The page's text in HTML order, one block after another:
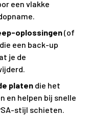
een vlakke
oplossingen(of
een back-up
je de
platen die het
en helpen bij snelle
stijl schieten.